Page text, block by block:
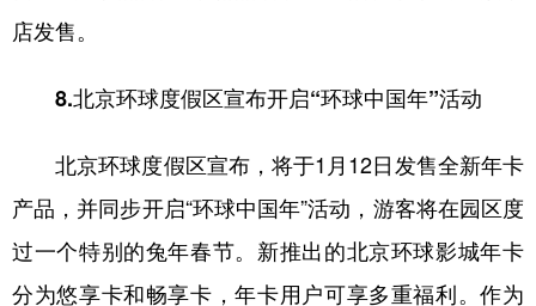
店发售。
8.北京环球度假区宣布开启“环球中国年”活动
北京环球度假区宣布，将于1月12日发售全新年卡
产品，并同步开启“环球中国年”活动，游客将在园区度
过一个特别的兔年春节。新推出的北京环球影城年卡
分为悠享卡和畅享卡，年卡用户可享多重福利。作为